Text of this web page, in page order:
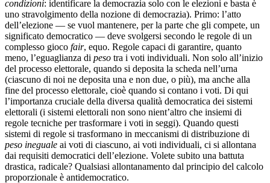
condizioni: identificare la democrazia solo con le elezioni e basta è
uno stravolgimento della nozione di democrazia). Primo: l’atto
dell’elezione — se vuol mantenere, per la parte che gli compete, un
significato democratico — deve svolgersi secondo le regole di un
complesso gioco fair, equo. Regole capaci di garantire, quanto
meno, l’eguaglianza di peso tra i voti individuali. Non solo all’inizio
del processo elettorale, quando si deposita la scheda nell’urna
(ciascuno di noi ne deposita una e non due, o più), ma anche alla
fine del processo elettorale, cioè quando si contano i voti. Di qui
l’importanza cruciale della diversa qualità democratica dei sistemi
elettorali (i sistemi elettorali non sono nient’altro che insiemi di
regole tecniche per trasformare i voti in seggi). Quando questi
sistemi di regole si trasformano in meccanismi di distribuzione di
peso ineguale ai voti di ciascuno, ai voti individuali, ci si allontana
dai requisiti democratici dell’elezione. Volete subito una battuta
drastica, radicale? Qualsiasi allontanamento dal principio del calcolo
proporzionale è antidemocratico.